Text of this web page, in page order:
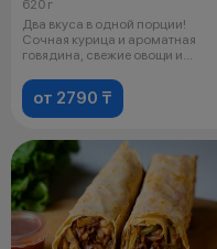
620 г
Два вкуса в одной порции!
Сочная курица и ароматная
говядина, свежие овощи и
от 2790 ₸